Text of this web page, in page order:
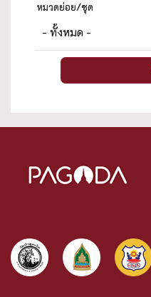
หมวดย่อย/ชุด